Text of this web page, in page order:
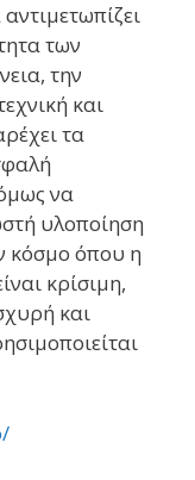
των
την
και
τα
να
υλοποίηση
κόσμο όπου η
κρίσιμη,
και